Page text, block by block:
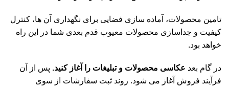
تامین محصولات، آماده سازی فضایی برای نگهداری آن ها، کنترل
کیفیت و جداسازی محصولات معیوب قدم بعدی شما در این راه
خواهد بود.
در گام بعد عکاسی محصولات و تبلیغات را آغاز کنید. پس از آن
فرآیند فروش آغاز می شود. روند ثبت سفارشات از سوی